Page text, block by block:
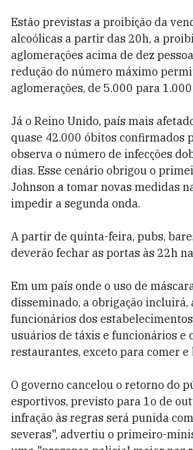
Estão previstas a proibição da
alcoólicas a partir das 20h, a
aglomerações acima de dez
redução do número máximo
aglomerações, de 5.000 para
Já o Reino Unido, país mais
quase 42.000 óbitos confirmados
observa o número de infecções
dias. Esse cenário obrigou o
Johnson a tomar novas medidas
impedir a segunda onda.
A partir de quinta-feira, pubs,
deverão fechar as portas às 22h
Em um país onde o uso de
disseminado, a obrigação incluirá,
funcionários dos
usuários de táxis e funcionários e
restaurantes, exceto para comer e
O governo cancelou o retorno do
esportivos, previsto para 1o de
infração às regras será punida
severas", advertiu o primeiro-